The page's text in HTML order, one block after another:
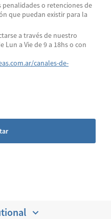
o retenciones de
que puedan existir para la
a través de nuestro
Lun a Vie de 9 a 18hs o con
canales-de-